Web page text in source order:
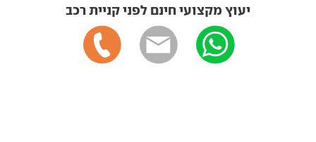
יעוץ מקצועי חינם לפני קניית רכב